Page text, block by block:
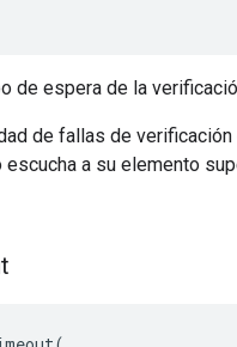
de espera de la
de fallas de
a su elemento